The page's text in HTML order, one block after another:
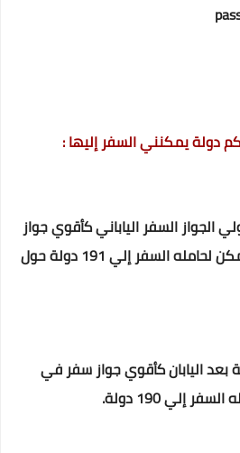
دولة يمكنني السفر إليها :
الجواز السفر الياباني كأقوي جواز
سفر في العالم حيث يمكن لحامله السفر إلي 191 دولة حول
بعد اليابان كأقوي جواز سفر في
إلي 190 دولة.